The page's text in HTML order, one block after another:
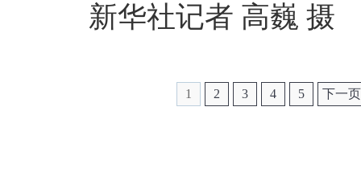
新华社记者 高巍 摄
1 2 3 4 5 下一页